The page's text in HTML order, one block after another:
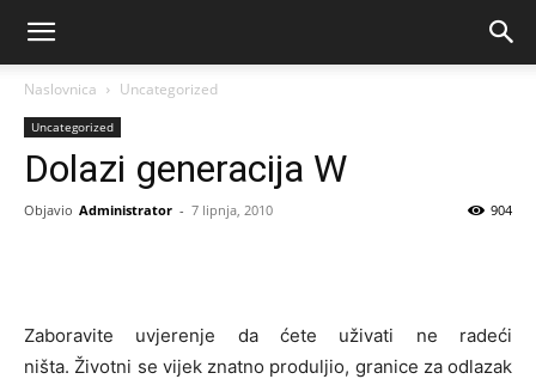
Naslovnica Uncategorized
Uncategorized
Dolazi generacija W
Objavio Administrator - 7 lipnja, 2010 904
Zaboravite uvjerenje da ćete uživati ne radeći
ništa. Životni se vijek znatno produljio, granice za odlazak